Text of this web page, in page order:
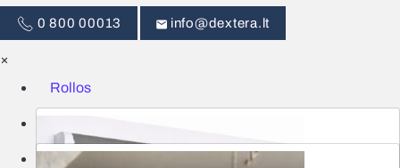
0 800 00013 info@dextera.lt
×
Rollos
Intelligente Steuerung